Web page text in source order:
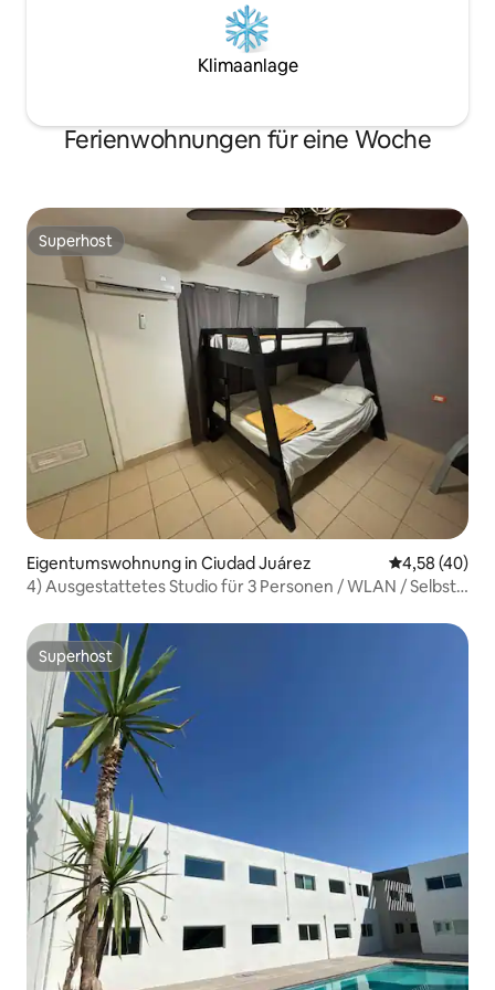
Klimaanlage
Ferienwohnungen für eine Woche
Superhost
Superhost
Eigentumswohnung in Ciudad Juárez
4,58 (40)
4) Ausgestattetes Studio für 3 Personen / WLAN / Selbst-
Superhost
Superhost